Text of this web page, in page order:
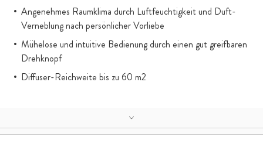
Angenehmes Raumklima durch Luftfeuchtigkeit und Duft-
Verneblung nach persönlicher Vorliebe
Mühelose und intuitive Bedienung durch einen gut greifbaren
Drehknopf
Diffuser-Reichweite bis zu 60 m2